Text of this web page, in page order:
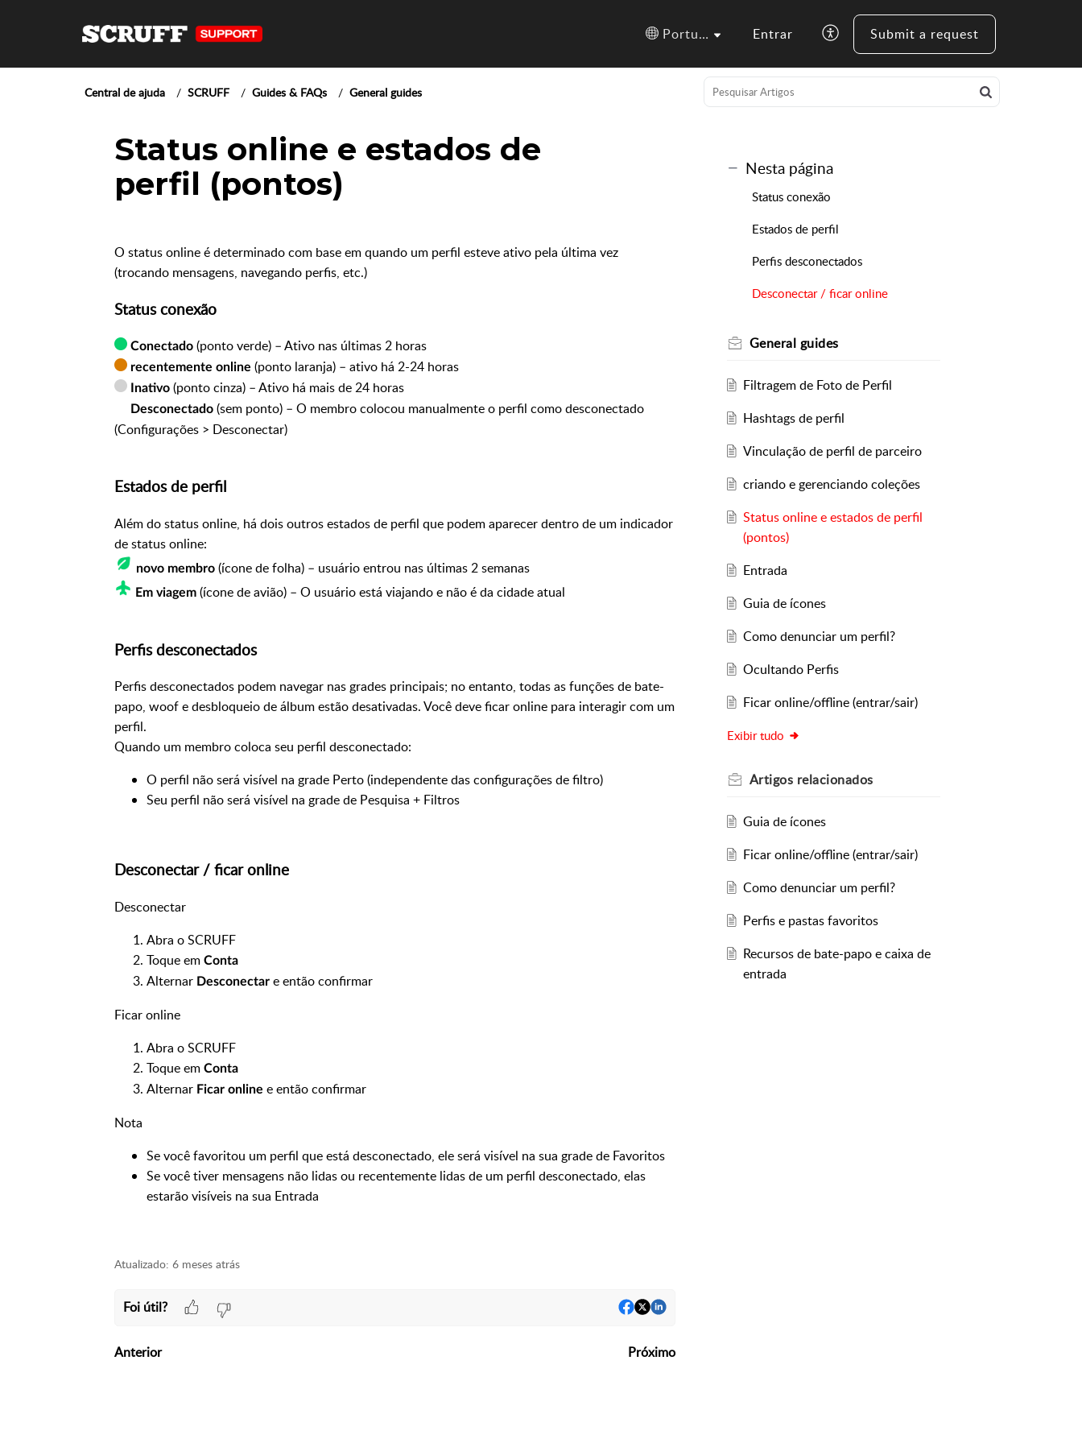
Português (Brazil) Entrar Submit a request
Central de ajuda SCRUFF Guides & FAQs General guides
Status online e estados de
perfil (pontos)
O status online é determinado com base em quando um perfil esteve ativo pela última vez
(trocando mensagens, navegando perfis, etc.)
Status conexão
Conectado (ponto verde) – Ativo nas últimas 2 horas
recentemente online (ponto laranja) – ativo há 2-24 horas
Inativo (ponto cinza) – Ativo há mais de 24 horas
Desconectado (sem ponto) – O membro colocou manualmente o perfil como desconectado
(Configurações > Desconectar)
Estados de perfil
Além do status online, há dois outros estados de perfil que podem aparecer dentro de um indicador
de status online:
novo membro (ícone de folha) – usuário entrou nas últimas 2 semanas
Em viagem (ícone de avião) – O usuário está viajando e não é da cidade atual
Perfis desconectados
Perfis desconectados podem navegar nas grades principais; no entanto, todas as funções de bate-
papo, woof e desbloqueio de álbum estão desativadas. Você deve ficar online para interagir com um
perfil.
Quando um membro coloca seu perfil desconectado:
O perfil não será visível na grade Perto (independente das configurações de filtro)
Seu perfil não será visível na grade de Pesquisa + Filtros
Desconectar / ficar online
Desconectar
Abra o SCRUFF
Toque em Conta
Alternar Desconectar e então confirmar
Ficar online
Abra o SCRUFF
Toque em Conta
Alternar Ficar online e então confirmar
Nota
Se você favoritou um perfil que está desconectado, ele será visível na sua grade de Favoritos
Se você tiver mensagens não lidas ou recentemente lidas de um perfil desconectado, elas
estarão visíveis na sua Entrada
Atualizado: 6 meses atrás
Foi útil?
Anterior Próximo
Nesta página
Status conexão
Estados de perfil
Perfis desconectados
Desconectar / ficar online
General guides
Filtragem de Foto de Perfil
Hashtags de perfil
Vinculação de perfil de parceiro
criando e gerenciando coleções
Status online e estados de perfil
(pontos)
Entrada
Guia de ícones
Como denunciar um perfil?
Ocultando Perfis
Ficar online/offline (entrar/sair)
Exibir tudo
Artigos relacionados
Guia de ícones
Ficar online/offline (entrar/sair)
Como denunciar um perfil?
Perfis e pastas favoritos
Recursos de bate-papo e caixa de
entrada